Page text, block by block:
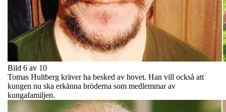
Bild 6 av 10
Tomas Hultberg kräver ha besked av hovet. Han vill också att
kungen nu ska erkänna bröderna som medlemmar av
kungafamiljen.